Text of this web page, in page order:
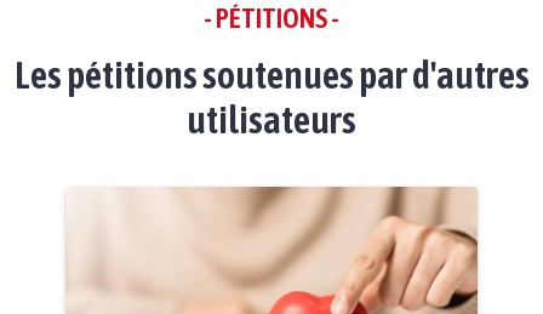
- PÉTITIONS -
Les pétitions soutenues par d'autres
utilisateurs